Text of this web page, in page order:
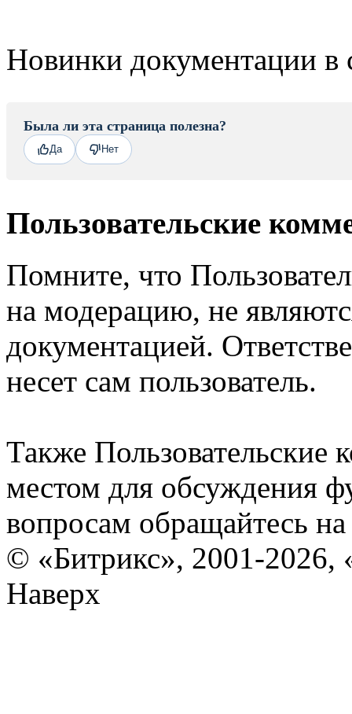
Новинки документации в
Была ли эта страница полезна?
Да Нет
Пользовательские
Помните, что
на модерацию, не
документацией.
несет сам пользователь.
Также Пользовательские
местом для обсуждения
вопросам обращайтесь
© «Битрикс», 2001-2026,
Наверх